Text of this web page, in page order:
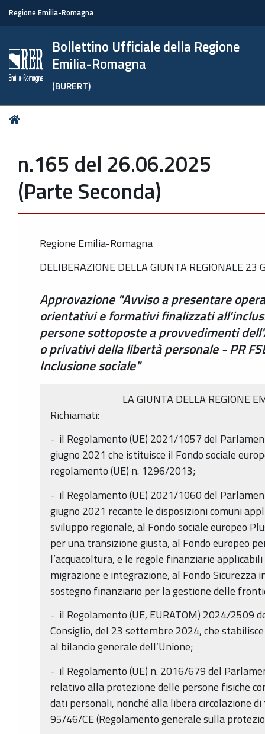
Regione Emilia-Romagna
Bollettino Ufficiale della Regione
Emilia-Romagna
(BURERT)
Tu
n.165 del 26.06.2025
(Parte Seconda)
Regione Emilia-Romagna
DELIBERAZIONE DELLA GIUNTA REGIONALE 23
Approvazione "Avviso a presentare
orientativi e formativi finalizzati
persone sottoposte a provvedimenti
o privativi della libertà personale - PR
Inclusione sociale"
LA GIUNTA DELLA REGIONE
Richiamati:
- il Regolamento (UE) 2021/1057 del
giugno 2021 che istituisce il Fondo sociale
regolamento (UE) n. 1296/2013;
- il Regolamento (UE) 2021/1060 del
giugno 2021 recante le disposizioni comuni
sviluppo regionale, al Fondo sociale europeo
per una transizione giusta, al Fondo europeo
l’acquacoltura, e le regole finanziarie
migrazione e integrazione, al Fondo Sicurezza
sostegno finanziario per la gestione delle
- il Regolamento (UE, EURATOM) 2024/2509
Consiglio, del 23 settembre 2024, che
al bilancio generale dell’Unione;
- il Regolamento (UE) n. 2016/679 del
relativo alla protezione delle persone fisiche
dati personali, nonché alla libera circolazione
95/46/CE (Regolamento generale sulla